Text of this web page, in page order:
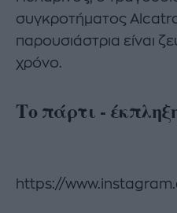
συγκροτήματος
παρουσιάστρια είναι
χρόνο.
Το πάρτι -
https://